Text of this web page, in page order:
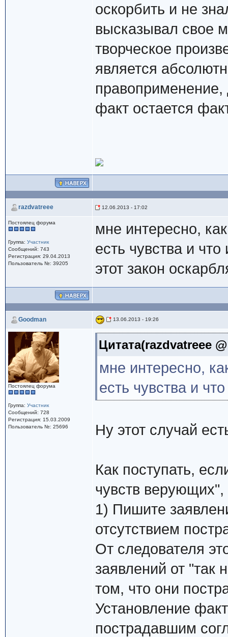
оскорбить и не
высказывал свое
творческое
является
правоприменение,
факт остается
razdvatreee 12.06.2013 - 17:02
Постоялец форума
Группа: Участник
Сообщений: 743
Регистрация: 29.04.2013
Пользователь №: 39205
мне интересно,
есть чувства и
этот закон
Goodman 13.06.2013 - 19:26
Постоялец форума
Группа: Участник
Сообщений: 728
Регистрация: 15.03.2009
Пользователь №: 25696
Цитата(razdvatreee
мне интересно,
есть чувства и
Ну этот случай
Как поступать,
чувств верующих",
1) Пишите
отсутствием
От следователя
заявлений от
том, что они
Установление
пострадавшим